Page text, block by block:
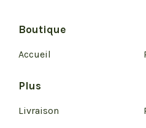
Boutique
Accueil
Plus
Livraison